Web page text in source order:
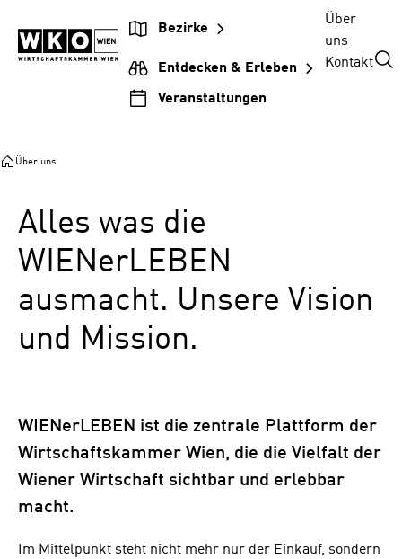
Inhalt
springen
Hauptnavigation
springen
Footer
springen
Bezirke
Entdecken & Erleben
Veranstaltungen
Über
uns
Kontakt
Über uns
Alles was die
WIENerLEBEN
ausmacht. Unsere Vision
und Mission.
WIENerLEBEN ist die zentrale Plattform der
Wirtschaftskammer Wien, die die Vielfalt der
Wiener Wirtschaft sichtbar und erlebbar
macht.
Im Mittelpunkt steht nicht mehr nur der Einkauf, sondern